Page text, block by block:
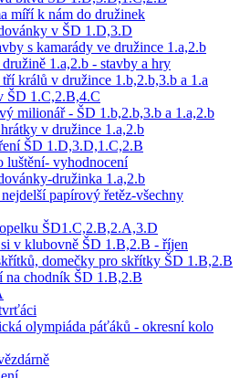
míří k nám do družinek
v ŠD 1.D,3.D
s kamarády ve družince 1.a,2.b
1.a,2.b - stavby a hry
králů v družince 1.b,2.b,3.b a 1.a
ŠD 1.C,2.B,4.C
milionář - ŠD 1.b,2.b,3.b a 1.a,2.b
v družince 1.a,2.b
ŠD 1.D,3.D,1.C,2.B
luštění- vyhodnocení
družinka 1.a,2.b
papírový řetěz-všechny
ŠD1.C,2.B,2.A,3.D
v klubovně ŠD 1.B,2.B - říjen
domečky pro skřítky ŠD 1.B,2.B
na chodník ŠD 1.B,2.B
olympiáda páťáků - okresní kolo